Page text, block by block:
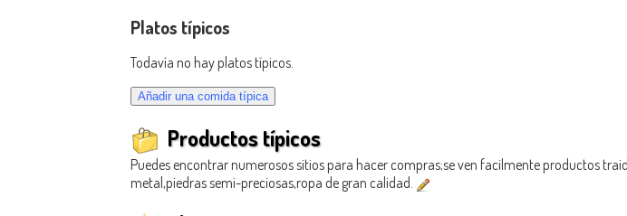
Platos típicos
Todavía no hay platos típicos.
Productos típicos
Puedes encontrar numerosos sitios para hacer compras;se ven facilmente productos
metal,piedras semi-preciosas,ropa de gran calidad.